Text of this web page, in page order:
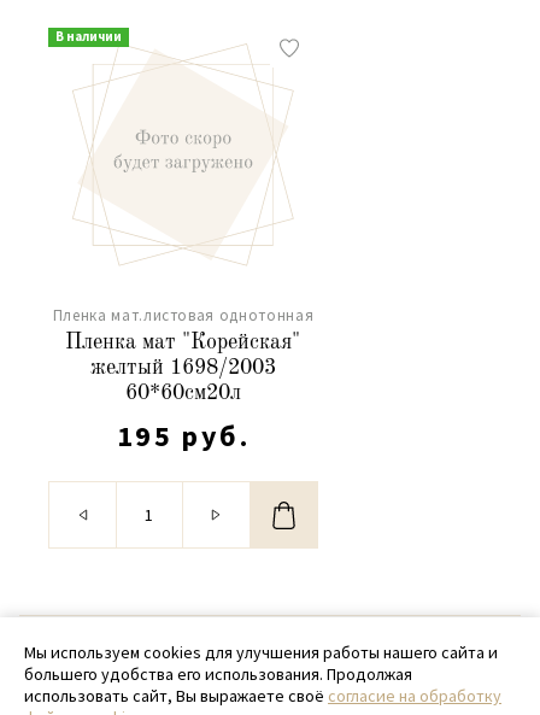
В наличии
Пленка мат.листовая однотонная
Пленка мат "Корейская"
желтый 1698/2003
60*60см20л
195 руб.
© 2020 - 2026 SamPack
+ 7 (918) 699-97-87
Мы используем cookies для улучшения работы нашего сайта и
большего удобства его использования. Продолжая
использовать сайт, Вы выражаете своё согласие на обработку